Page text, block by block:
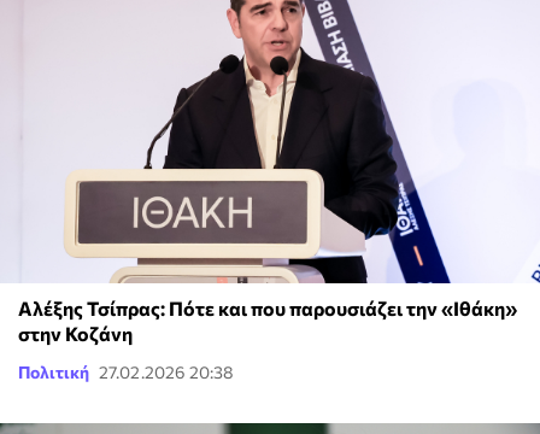
Αλέξης Τσίπρας: Πότε και που παρουσιάζει την «Ιθάκη»
στην Κοζάνη
Πολιτική 27.02.2026 20:38